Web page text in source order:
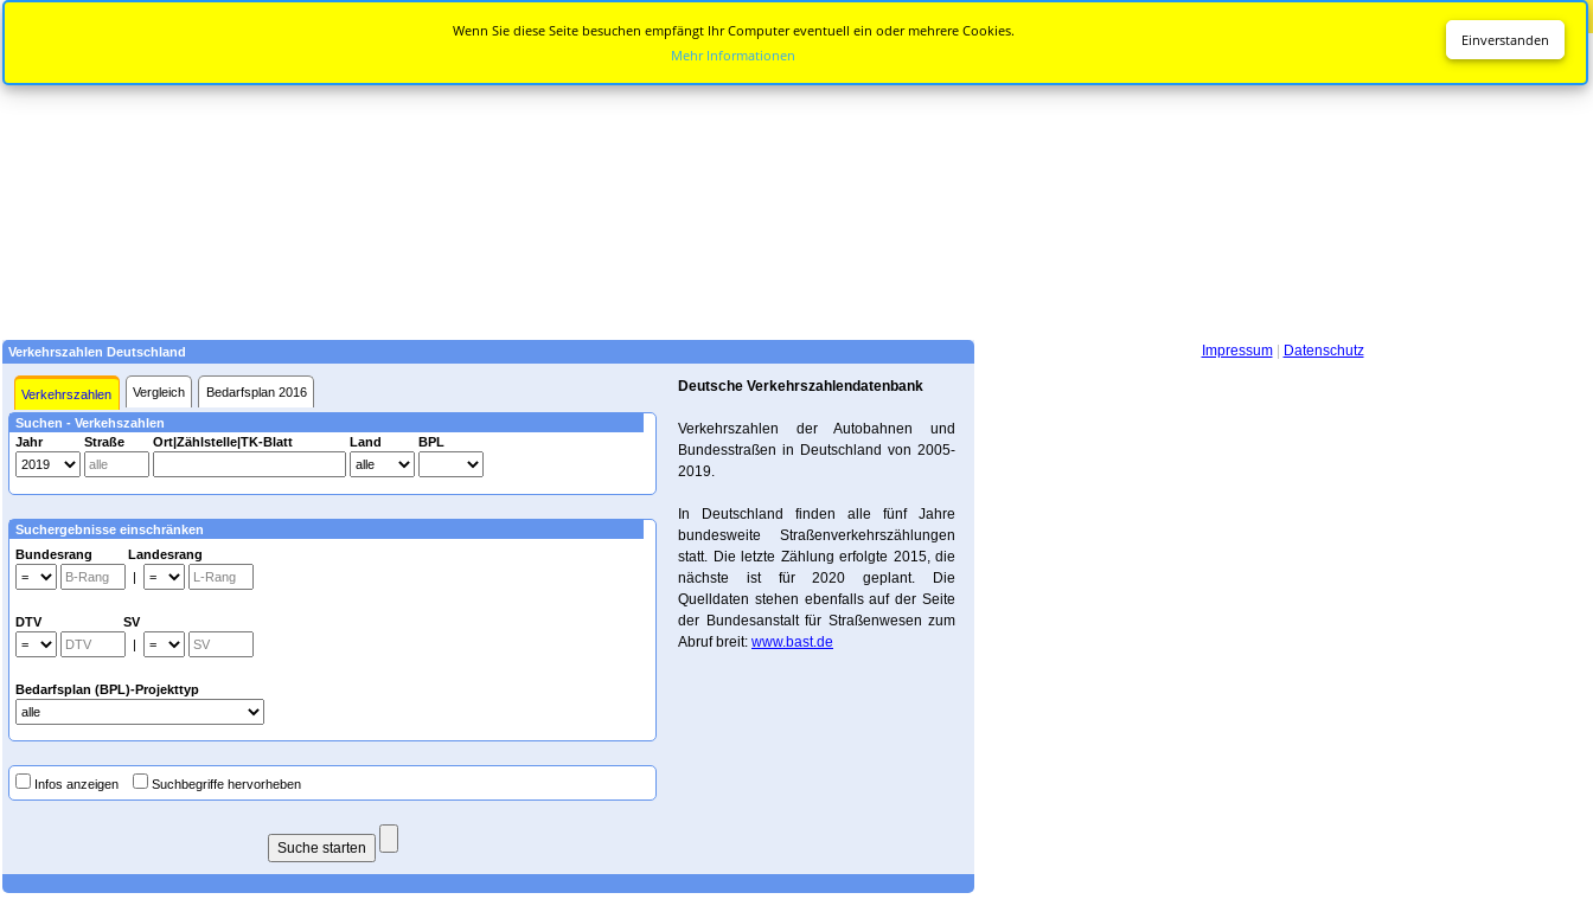
Verkehrszahlen Deutschland
Verkehrszahlen Vergleich Bedarfsplan 2016
Suchen - Verkehszahlen
Jahr
Straße Ort|Zählstelle|TK-Blatt Land BPL
Suchergebnisse einschränken
Bundesrang Landesrang
|
DTV SV
|
Bedarfsplan (BPL)-Projekttyp
Infos anzeigen Suchbegriffe hervorheben
Deutsche Verkehrszahlendatenbank
Verkehrszahlen der Autobahnen und
Bundesstraßen in Deutschland von 2005-
2019.
In Deutschland finden alle fünf Jahre
bundesweite Straßenverkehrszählungen
statt. Die letzte Zählung erfolgte 2015, die
nächste ist für 2020 geplant. Die
Quelldaten stehen ebenfalls auf der Seite
der Bundesanstalt für Straßenwesen zum
Abruf breit: www.bast.de
Impressum| Datenschutz
Einverstanden
Wenn Sie diese Seite besuchen empfängt Ihr Computer eventuell ein oder mehrere Cookies.
Mehr Informationen